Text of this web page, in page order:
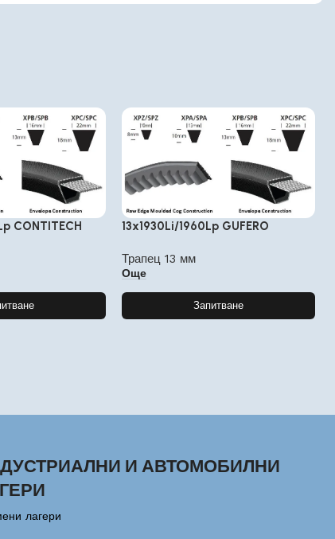
CONTITECH 13x1930Li/1960Lp GUFERO
Трапец 13 мм
Още
Запитване
И АВТОМОБИЛНИ
лагери